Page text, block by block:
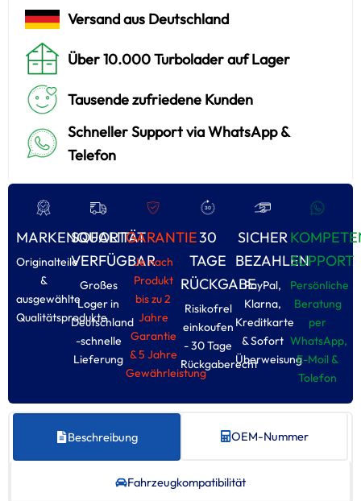
Versand aus Deutschland
Über 10.000 Turbolader auf Lager
Tausende zufriedene Kunden
Schneller Support via WhatsApp &
Telefon
MARKENQUALITÄT
Originalteile
&
ausgewählte
Qualitätsprodukte
SOFORT
VERFÜGBAR
Großes
Loger in
Deutschland
-schnelle
Lieferung
GARANTIE
Je nach
Produkt
bis zu 2
Jahre
Garantie
& 5 Jahre
Gewährleistung
30
TAGE
RÜCKGABE
Risikofrel
einkoufen
- 30 Tage
Rückgaberecht
SICHER
BEZAHLEN
PayPal,
Klarna,
Kreditkarte
& Sofort
Überweisung
SUPPORT
Persönliche
Beratung
per
WhatsApp,
E-Moil &
Tolefon
Beschreibung OEM-Nummer
Fahrzeug­kompatibilität